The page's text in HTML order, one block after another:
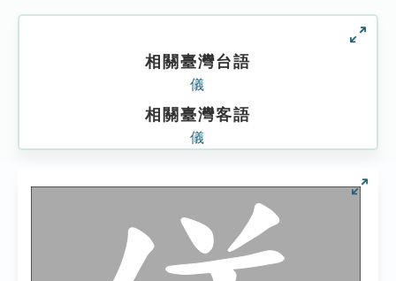
相關臺灣台語
儀
相關臺灣客語
儀